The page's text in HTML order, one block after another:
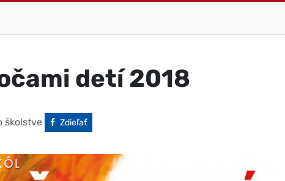
detí 2018
školstve Facebook
Zdieľať